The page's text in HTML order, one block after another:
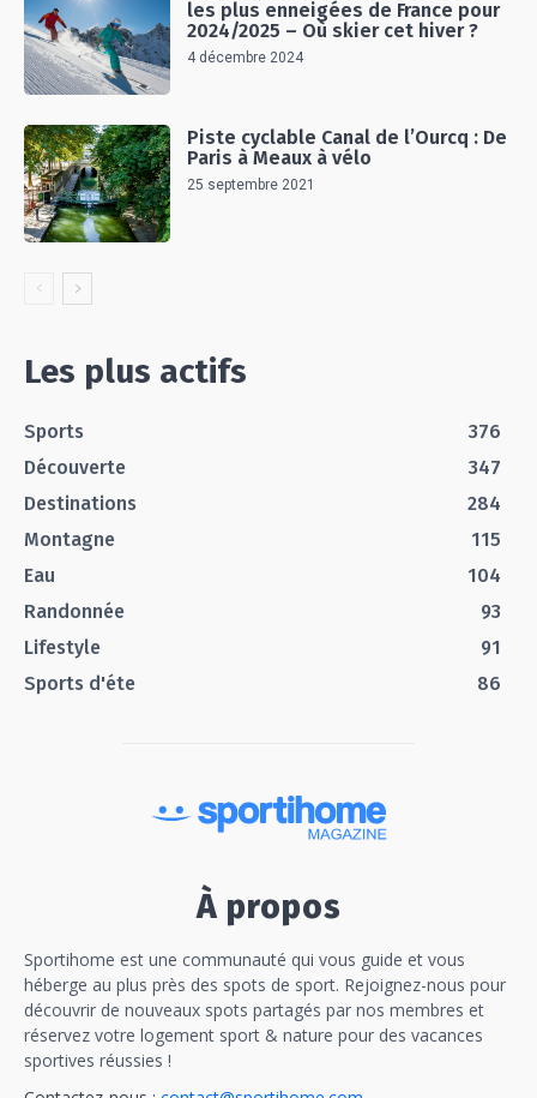
les plus enneigées de France pour
2024/2025 – Où skier cet hiver ?
4 décembre 2024
Piste cyclable Canal de l’Ourcq : De
Paris à Meaux à vélo
25 septembre 2021
Les plus actifs
Sports
376
Découverte
347
Destinations
284
Montagne
115
Eau
104
Randonnée
93
Lifestyle
91
Sports d'éte
86
À propos
Sportihome est une communauté qui vous guide et vous
héberge au plus près des spots de sport. Rejoignez-nous pour
découvrir de nouveaux spots partagés par nos membres et
réservez votre logement sport & nature pour des vacances
sportives réussies !